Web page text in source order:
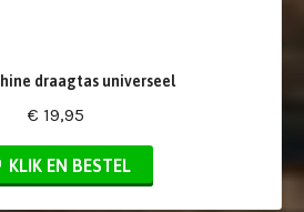
draagtas universeel
€ 19,95
KLIK EN BESTEL